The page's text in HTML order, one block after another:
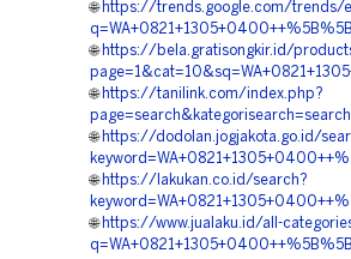
🌐 https://trends.google.com/trends/
🌐 https://bela.gratisongkir.id/
🌐 https://tanilink.com/index.php?
🌐 https://dodolan.jogjakota.go.id/
🌐 https://lakukan.co.id/search?
🌐 https://www.jualaku.id/all-